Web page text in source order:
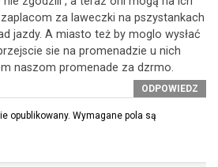
za laweczki na pszystankach
jazdy. A miasto też by moglo wysłać
sie na promenadzie u nich
naszom promenade za dzrmo.
ODPOWIEDZ
opublikowany. Wymagane pola są